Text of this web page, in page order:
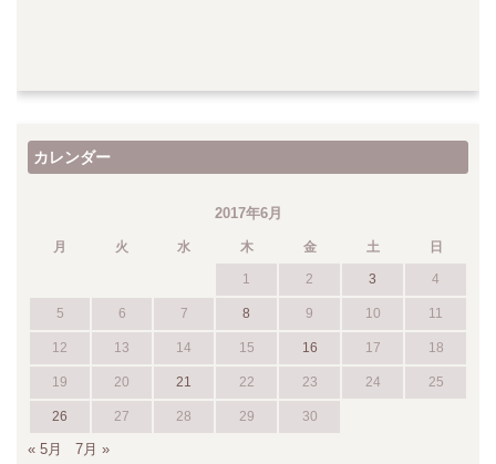
カレンダー
2017年6月
月 火 水 木 金 土 日
1 2 3 4
5 6 7 8 9 10 11
12 13 14 15 16 17 18
19 20 21 22 23 24 25
26 27 28 29 30
« 5月 7月 »